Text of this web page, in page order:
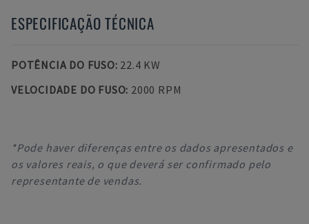
ESPECIFICAÇÃO TÉCNICA
POTÊNCIA DO FUSO: 22.4 KW
VELOCIDADE DO FUSO: 2000 RPM
*Pode haver diferenças entre os dados apresentados e
os valores reais, o que deverá ser confirmado pelo
representante de vendas.